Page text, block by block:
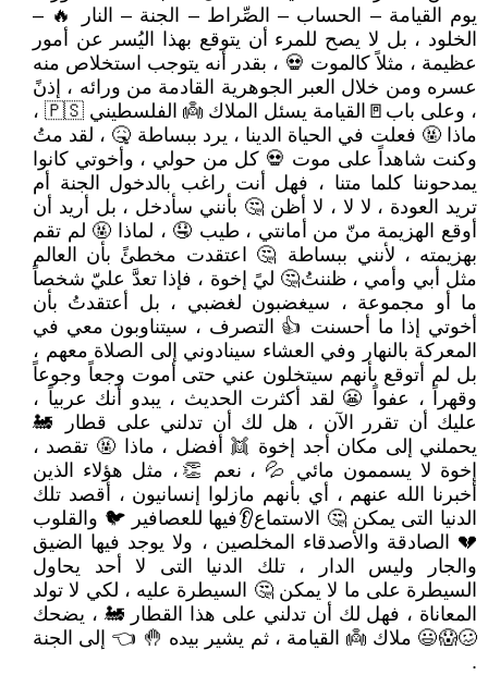
يوم القيامة – الحساب – الصِّراط – الجنة – النار 🔥 –
الخلود ، بل لا يصح للمرء أن يتوقع بهذا اليُسر عن أمور
عظيمة ، مثلاً كالموت 💀 ، بقدر أنه يتوجب استخلاص منه
عسره ومن خلال العبر الجوهرية القادمة من ورائه ، إذنً
، وعلى باب🚪القيامة يسئل الملاك 👼 الفلسطيني 🇵🇸 ،
ماذا 🤬 فعلت في الحياة الدينا ، يرد ببساطة 🤒 ، لقد متُ
وكنت شاهداً على موت 💀 كل من حولي ، وأخوتي كانوا
يمدحوننا كلما متنا ، فهل أنت راغب بالدخول الجنة أم
تريد العودة ، لا لا ، لا أظن 🤔 بأنني سأدخل ، بل أريد أن
أوقع الهزيمة منّ من أمانتي ، طيب 🤤 ، لماذا 🤬 لم تقم
بهزيمته ، لأنني ببساطة 🤔 اعتقدت مخطئً بأن العالم
مثل أبي وأمي ، ظننتُ🤔 ليً إخوة ، فإذا تعدَّ عليّ شخصاً
ما أو مجموعة ، سيغضبون لغضبي ، بل أعتقدتُ بأن
أخوتي إذا ما أحسنت 👍 التصرف ، سيتناوبون معي في
المعركة بالنهار وفي العشاء سينادوني إلى الصلاة معهم ،
بل لم أتوقع بأنهم سيتخلون عني حتى أموت وجعاً وجوعاً
وقهراً ، عفواً 😬 لقد أكثرت الحديث ، يبدو أنك عربياً ،
عليك أن تقرر الآن ، هل لك أن تدلني على قطار 🚂
يحملني إلى مكان أجد إخوة 👯 أفضل ، ماذا 🤬 تقصد ،
إخوة لا يسممون مائي 💦 ، نعم 👏، مثل هؤلاء الذين
أخبرنا الله عنهم ، أي بأنهم مازلوا إنسانيون ، أقصد تلك
الدنيا التى يمكن 🤔 الاستماع👂فيها للعصافير 🐦 والقلوب
💔 الصادقة والأصدقاء المخلصين ، ولا يوجد فيها الضيق
والجار وليس الدار ، تلك الدنيا التى لا أحد يحاول
السيطرة على ما لا يمكن 🤔 السيطرة عليه ، لكي لا تولد
المعاناة ، فهل لك أن تدلني على هذا القطار 🚂 ، يضحك
🥴😱😃 ملاك 👼 القيامة ، ثم يشير بيده 🤚 👈 إلى الجنة
.